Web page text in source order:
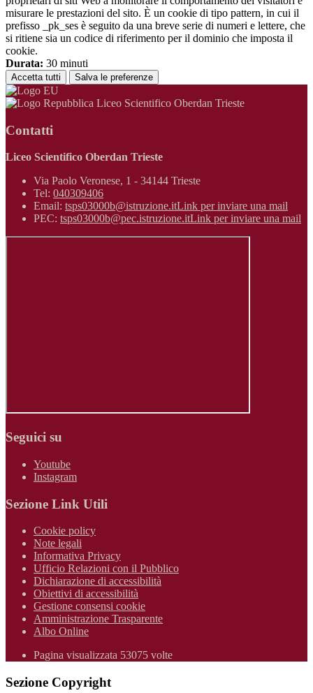
misurare le prestazioni del sito. È un cookie di tipo pattern, in cui il
prefisso _pk_ses è seguito da una breve serie di numeri e lettere, che
si ritiene sia un codice di riferimento per il dominio che imposta il
cookie.
Durata: 30 minuti
Accetta tutti Salva le preferenze
Liceo Scientifico Oberdan Trieste
Contatti
Liceo Scientifico Oberdan Trieste
Via Paolo Veronese, 1 - 34144 Trieste
Tel: 040309406
Email: tsps03000b@istruzione.itLink per inviare una mail
PEC: tsps03000b@pec.istruzione.itLink per inviare una mail
Seguici su
Youtube
Instagram
Sezione Link Utili
Cookie policy
Note legali
Informativa Privacy
Ufficio Relazioni con il Pubblico
Dichiarazione di accessibilità
Obiettivi di accessibilità
Gestione consensi cookie
Amministrazione Trasparente
Albo Online
Pagina visualizzata 53075 volte
Sezione Copyright